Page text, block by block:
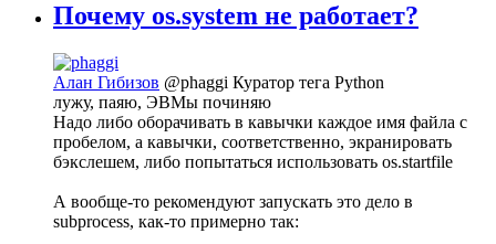
Почему os.system не работает?
Алан Гибизов @phaggi Куратор тега Python
лужу, паяю, ЭВМы починяю
Надо либо оборачивать в кавычки каждое имя файла с
пробелом, а кавычки, соответственно, экранировать
бэкслешем, либо попытаться использовать os.startfile
А вообще-то рекомендуют запускать это дело в
subprocess, как-то примерно так: